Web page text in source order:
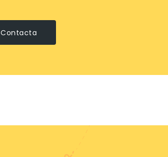
Contacta